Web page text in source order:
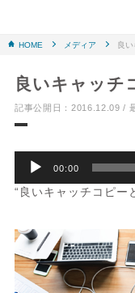
はじめての方へ
実績事例
ブログ
HOME メディア 良
良いキャッチ
記事公開日：2016.12.09 /
プ
ー
ヤ
ー
00:00
“良いキャッチコピー